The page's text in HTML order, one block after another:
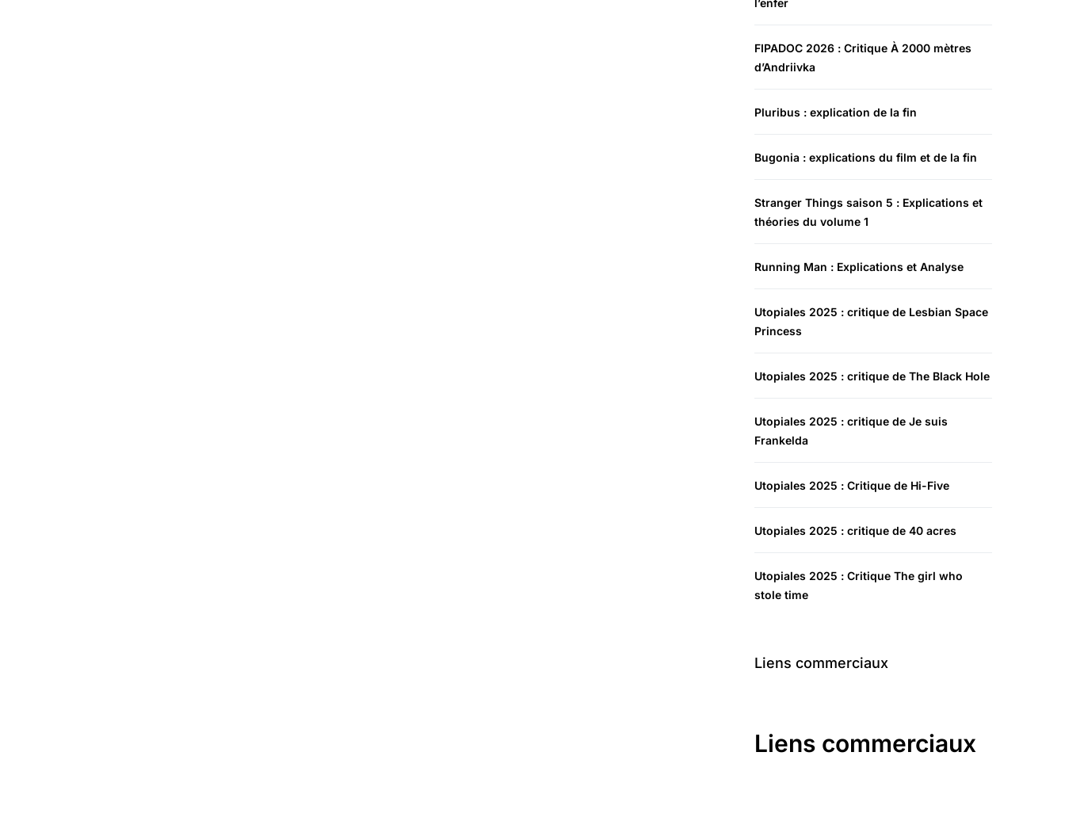
l’enfer
FIPADOC 2026 : Critique À 2000 mètres
d’Andriivka
Pluribus : explication de la fin
Bugonia : explications du film et de la fin
Stranger Things saison 5 : Explications et
théories du volume 1
Running Man : Explications et Analyse
Utopiales 2025 : critique de Lesbian Space
Princess
Utopiales 2025 : critique de The Black Hole
Utopiales 2025 : critique de Je suis
Frankelda
Utopiales 2025 : Critique de Hi-Five
Utopiales 2025 : critique de 40 acres
Utopiales 2025 : Critique The girl who
stole time
Liens commerciaux
Liens commerciaux